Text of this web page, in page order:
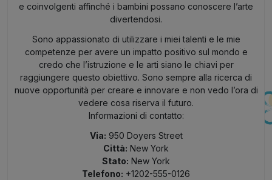
e coinvolgenti affinché i bambini possano conoscere l’arte
divertendosi.
Sono appassionato di utilizzare i miei talenti e le mie
competenze per avere un impatto positivo sul mondo e
credo che l’istruzione e le arti siano le chiavi per
raggiungere questo obiettivo. Sono sempre alla ricerca di
nuove opportunità per creare e innovare e non vedo l’ora di
vedere cosa riserva il futuro.
Informazioni di contatto:
Via: 950 Doyers Street
Città: New York
Stato: New York
Telefono: +1202-555-0126